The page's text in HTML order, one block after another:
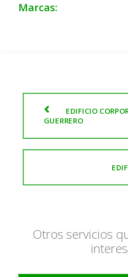
Marcas:
EDIFICIO
GUERRERO
Otros servicios